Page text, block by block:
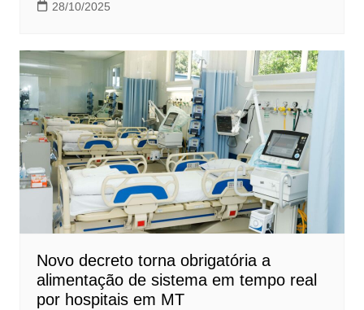
28/10/2025
Novo decreto torna obrigatória a
alimentação de sistema em tempo real
por hospitais em MT